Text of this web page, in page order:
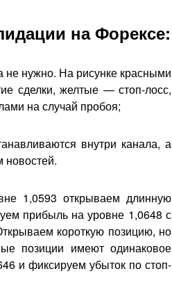
на Форексе:
не нужно. На рисунке красными
сделки, желтые — стоп-лосс,
на случай пробоя;
внутри канала, а
1,0593 открываем длинную
прибыль на уровне 1,0648 с
короткую позицию, но
позиции имеют одинаковое
и фиксируем убыток по стоп-